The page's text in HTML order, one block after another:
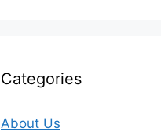
Categories
About Us